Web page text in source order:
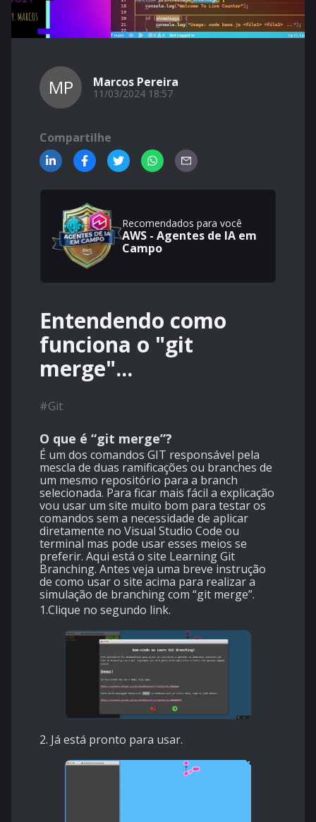
MP Marcos Pereira
11/03/2024 18:57
Compartilhe
Recomendados para você
AWS - Agentes de IA em
Campo
Entendendo como
funciona o "git
merge"...
#Git
O que é “git merge”?
É um dos comandos GIT responsável pela
mescla de duas ramificações ou branches de
um mesmo repositório para a branch
selecionada. Para ficar mais fácil a explicação
vou usar um site muito bom para testar os
comandos sem a necessidade de aplicar
diretamente no Visual Studio Code ou
terminal mas pode usar esses meios se
preferir. Aqui está o site Learning Git
Branching. Antes veja uma breve instrução
de como usar o site acima para realizar a
simulação de branching com “git merge”.
1.Clique no segundo link.
2. Já está pronto para usar.